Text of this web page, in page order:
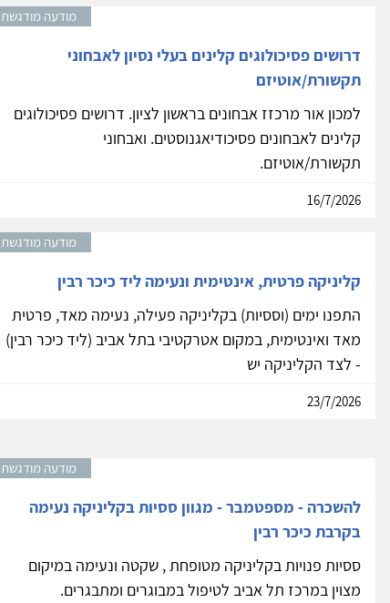
מודעה מודגשת
דרושים פסיכולוגים קלינים בעלי נסיון לאבחוני
תקשורת/אוטיזם
למכון אור מרכזז אבחונים בראשון לציון. דרושים פסיכולוגים
קלינים לאבחונים פסיכודיאגנוסטים. ואבחוני
תקשורת/אוטיזם.
16/7/2026
מודעה מודגשת
קליניקה פרטית, אינטימית ונעימה ליד כיכר רבין
התפנו ימים (וססיות) בקליניקה פעילה, נעימה מאד, פרטית
מאד ואינטימית, במקום אטרקטיבי בתל אביב (ליד כיכר רבין)
- לצד הקליניקה יש
23/7/2026
מודעה מודגשת
להשכרה - מספטמבר - מגוון ססיות בקליניקה נעימה
בקרבת כיכר רבין
ססיות פנויות בקליניקה מטופחת , שקטה ונעימה במיקום
מצוין במרכז תל אביב לטיפול במבוגרים ומתבגרים.